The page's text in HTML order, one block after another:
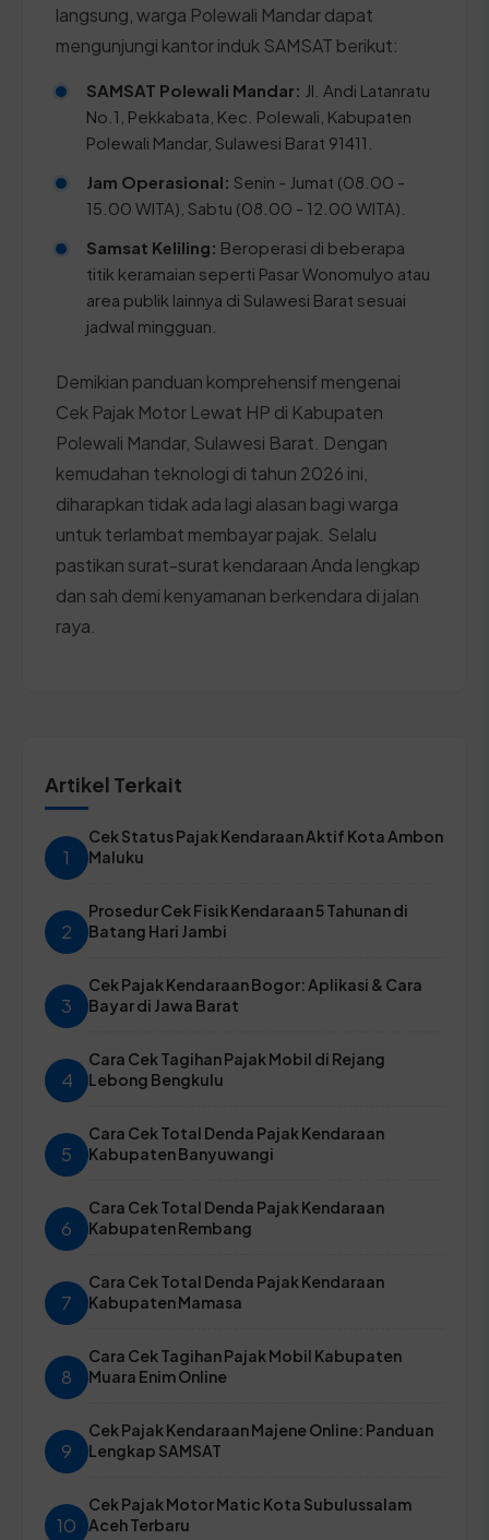
langsung, warga Polewali Mandar dapat
mengunjungi kantor induk SAMSAT berikut:
SAMSAT Polewali Mandar: Jl. Andi Latanratu
No.1, Pekkabata, Kec. Polewali, Kabupaten
Polewali Mandar, Sulawesi Barat 91411.
Jam Operasional: Senin - Jumat (08.00 -
15.00 WITA), Sabtu (08.00 - 12.00 WITA).
Samsat Keliling: Beroperasi di beberapa
titik keramaian seperti Pasar Wonomulyo atau
area publik lainnya di Sulawesi Barat sesuai
jadwal mingguan.
Demikian panduan komprehensif mengenai
Cek Pajak Motor Lewat HP di Kabupaten
Polewali Mandar, Sulawesi Barat. Dengan
kemudahan teknologi di tahun 2026 ini,
diharapkan tidak ada lagi alasan bagi warga
untuk terlambat membayar pajak. Selalu
pastikan surat-surat kendaraan Anda lengkap
dan sah demi kenyamanan berkendara di jalan
raya.
Artikel Terkait
1
Cek Status Pajak Kendaraan Aktif Kota Ambon
Maluku
2
Prosedur Cek Fisik Kendaraan 5 Tahunan di
Batang Hari Jambi
3
Cek Pajak Kendaraan Bogor: Aplikasi & Cara
Bayar di Jawa Barat
4
Cara Cek Tagihan Pajak Mobil di Rejang
Lebong Bengkulu
5
Cara Cek Total Denda Pajak Kendaraan
Kabupaten Banyuwangi
6
Cara Cek Total Denda Pajak Kendaraan
Kabupaten Rembang
7
Cara Cek Total Denda Pajak Kendaraan
Kabupaten Mamasa
8
Cara Cek Tagihan Pajak Mobil Kabupaten
Muara Enim Online
9
Cek Pajak Kendaraan Majene Online: Panduan
Lengkap SAMSAT
10
Cek Pajak Motor Matic Kota Subulussalam
Aceh Terbaru